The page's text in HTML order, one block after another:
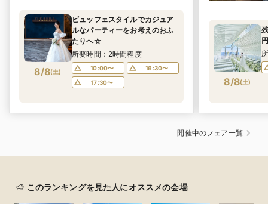
8/8(土)
ビュッフェスタイルでカジュア
ルなパーティーをお考えのおふ
たりへ☆
所要時間：2時間程度
10:00〜
16:30〜
17:30〜
8/8(土)
開催中のフェア一覧
このランキングを見た人にオススメの会場